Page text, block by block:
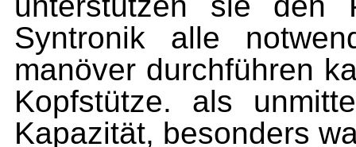
Syntronik alle
manöver durchführen
Kopf­stütze. als
Kapazität, be­sonders